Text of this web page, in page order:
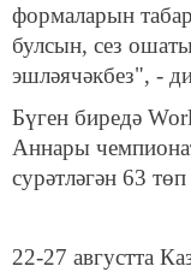
формаларын
булсын, сез
эшләячәкбез", -
Бүген биредә
Аннары
сурәтләгән 63
22-27 августта